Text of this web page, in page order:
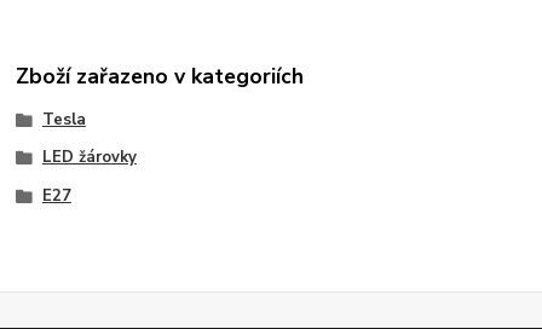
Zboží zařazeno v kategoriích
Tesla
LED žárovky
E27